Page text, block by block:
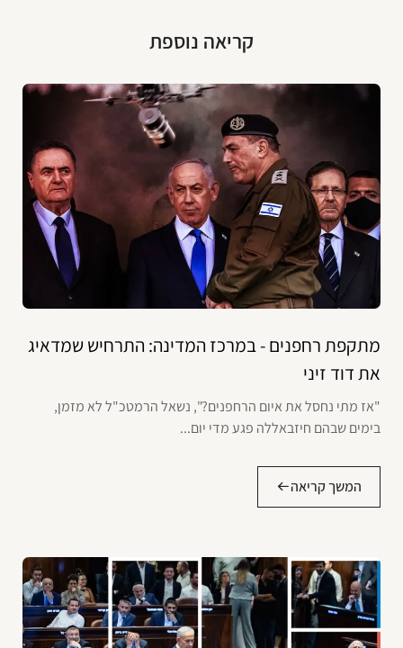
קריאה נוספת
מתקפת רחפנים - במרכז המדינה: התרחיש שמדאיג
את דוד זיני
"אז מתי נחסל את איום הרחפנים?", נשאל הרמטכ"ל לא מזמן,
בימים שבהם חיזבאללה פגע מדי יום...
המשך קריאה